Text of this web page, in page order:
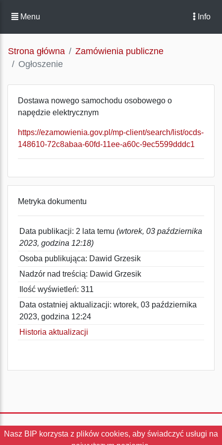
Menu Info
Strona główna
Zamówienia publiczne
Ogłoszenie
Dostawa nowego samochodu osobowego o
napędzie elektrycznym
https://ezamowienia.gov.pl/mp-client/search/list/ocds-
148610-72c8abaa-60fd-11ee-a60c-9ec5599dddc1
Metryka dokumentu
Data publikacji: 2 lata temu (wtorek, 03 października
2023, godzina 12:18)
Osoba publikująca: Dawid Grzesik
Nadzór nad treścią: Dawid Grzesik
Ilość wyświetleń: 311
Data ostatniej aktualizacji: wtorek, 03 października
2023, godzina 12:24
Historia aktualizacji
Instrukcja|Redakcja|Statystyki
Nasz BIP korzysta z plików cookies, aby świadczyć usługi na